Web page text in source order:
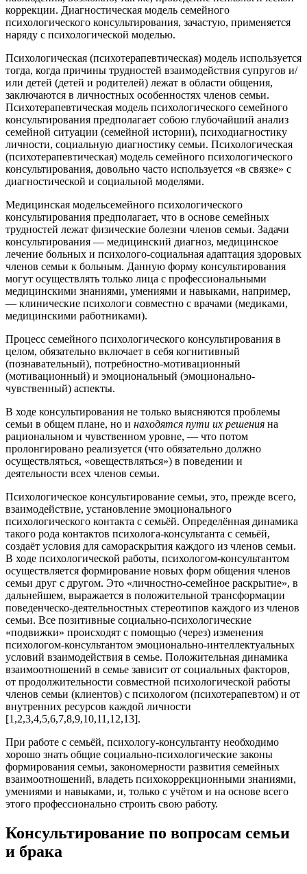
коррекции. Диагностическая модель семейного
психологического консультирования, зачастую, применяется
наряду с психологической моделью.
Психологическая (психотерапевтическая) модель используется
тогда, когда причины трудностей взаимодействия супругов и/
или детей (детей и родителей) лежат в области общения,
заключаются в личностных особенностях членов семьи.
Психотерапевтическая модель психологического семейного
консультирования предполагает собою глубочайший анализ
семейной ситуации (семейной истории), психодиагностику
личности, социальную диагностику семьи. Психологическая
(психотерапевтическая) модель семейного психологического
консультирования, довольно часто используется «в связке» с
диагностической и социальной моделями.
Медицинская модельсемейного психологического
консультирования предполагает, что в основе семейных
трудностей лежат физические болезни членов семьи. Задачи
консультирования — медицинский диагноз, медицинское
лечение больных и психолого-социальная адаптация здоровых
членов семьи к больным. Данную форму консультирования
могут осуществлять только лица с профессиональными
медицинскими знаниями, умениями и навыками, например,
— клинические психологи совместно с врачами (медиками,
медицинскими работниками).
Процесс семейного психологического консультирования в
целом, обязательно включает в себя когнитивный
(познавательный), потребностно-мотивационный
(мотивационный) и эмоциональный (эмоционально-
чувственный) аспекты.
В ходе консультирования не только выясняются проблемы
семьи в общем плане, но и находятся пути их решения на
рациональном и чувственном уровне, — что потом
пролонгировано реализуется (что обязательно должно
осуществляться, «овеществляться») в поведении и
деятельности всех членов семьи.
Психологическое консультирование семьи, это, прежде всего,
взаимодействие, установление эмоционального
психологического контакта с семьёй. Определённая динамика
такого рода контактов психолога-консультанта с семьёй,
создаёт условия для самораскрытия каждого из членов семьи.
В ходе психологической работы, психологом-консультантом
осуществляется формирование новых форм общения членов
семьи друг с другом. Это «личностно-семейное раскрытие», в
дальнейшем, выражается в положительной трансформации
поведенческо-деятельностных стереотипов каждого из членов
семьи. Все позитивные социально-психологические
«подвижки» происходят с помощью (через) изменения
психологом-консультантом эмоционально-интеллектуальных
условий взаимодействия в семье. Положительная динамика
взаимоотношений в семье зависит от социальных факторов,
от продолжительности совместной психологической работы
членов семьи (клиентов) с психологом (психотерапевтом) и от
внутренних ресурсов каждой личности
[1,2,3,4,5,6,7,8,9,10,11,12,13].
При работе с семьёй, психологу-консультанту необходимо
хорошо знать общие социально-психологические законы
формирования семьи, закономерности развития семейных
взаимоотношений, владеть психокоррекционными знаниями,
умениями и навыками, и, только с учётом и на основе всего
этого профессионально строить свою работу.
Консультирование по вопросам семьи
и брака